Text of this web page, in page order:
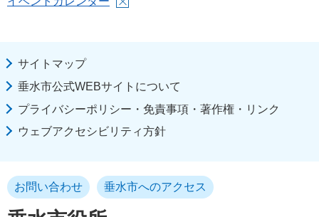
サイトマップ
垂水市公式WEBサイトについて
プライバシーポリシー・免責事項・著作権・リンク
ウェブアクセシビリティ方針
お問い合わせ 垂水市へのアクセス